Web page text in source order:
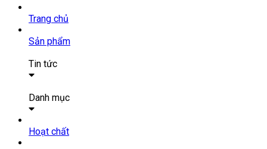
Trang chủ
Sản phẩm
Tin tức
Tin tức
Danh mục
SẢN PHẨM THUỐC
Hoạt chất